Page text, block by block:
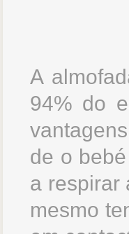
A
94% do
de o
a respirar
mesmo